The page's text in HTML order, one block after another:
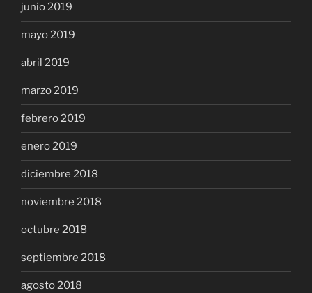
junio 2019
mayo 2019
abril 2019
marzo 2019
febrero 2019
enero 2019
diciembre 2018
noviembre 2018
octubre 2018
septiembre 2018
agosto 2018